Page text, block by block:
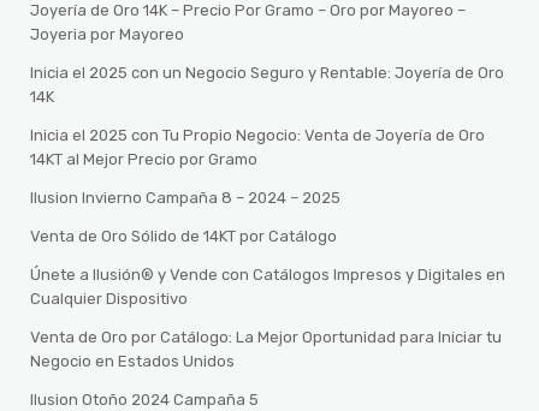
Joyería de Oro 14K – Precio Por Gramo – Oro por Mayoreo –
Joyeria por Mayoreo
Inicia el 2025 con un Negocio Seguro y Rentable: Joyería de Oro
14K
Inicia el 2025 con Tu Propio Negocio: Venta de Joyería de Oro
14KT al Mejor Precio por Gramo
Ilusion Invierno Campaña 8 – 2024 – 2025
Venta de Oro Sólido de 14KT por Catálogo
Únete a Ilusión® y Vende con Catálogos Impresos y Digitales en
Cualquier Dispositivo
Venta de Oro por Catálogo: La Mejor Oportunidad para Iniciar tu
Negocio en Estados Unidos
Ilusion Otoño 2024 Campaña 5